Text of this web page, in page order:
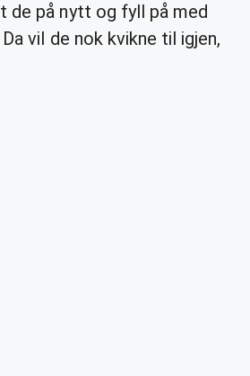
de på nytt og fyll på med
vil de nok kvikne til igjen,